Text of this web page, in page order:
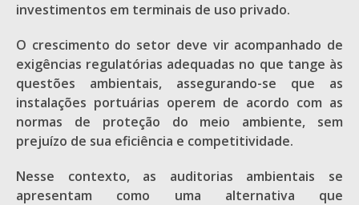
investimentos em terminais de uso privado.
O crescimento do setor deve vir acompanhado de
exigências regulatórias adequadas no que tange às
questões ambientais, assegurando-se que as
instalações portuárias operem de acordo com as
normas de proteção do meio ambiente, sem
prejuízo de sua eficiência e competitividade.
Nesse contexto, as auditorias ambientais se
apresentam como uma alternativa que